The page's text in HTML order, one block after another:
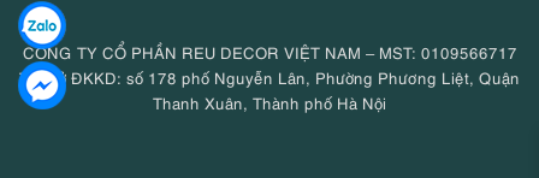
CÔNG TY CỔ PHẦN REU DECOR VIỆT NAM – MST: 0109566717
Trụ sở ĐKKD: số 178 phố Nguyễn Lân, Phường Phương Liệt, Quận
Thanh Xuân, Thành phố Hà Nội